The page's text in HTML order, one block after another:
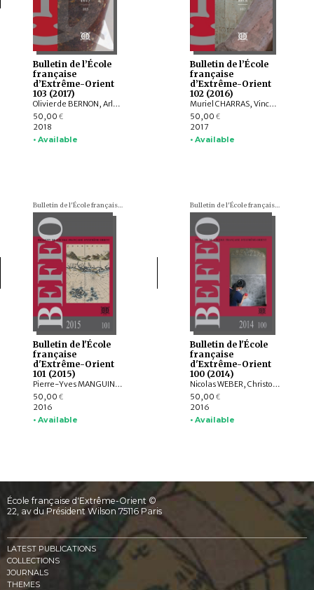
Bulletin de l’École
française
d’Extrême-Orient
103 (2017)
Olivier de BERNON, Arlo GRIFFITHS, Andrew OLLET, Bob HUDSON, Marc MIYAKE, Julian K. WHEATLEY, Jiří JÁKL, Tom HOOGERVORST, Jennifer L. GAYNOR, Nathan W. HILL, ZHAO Bing, Louise Allison CORT, Armand DESBAT, Béatrice WISNIEWSKI, WONG Sharon Wai-Yee, QIN Dashu, CHANG Jung Jung, YU Shan, HE Mengying, Alastair GORNALL, Hermann KULKE
50,00 €
2018
• Available
Bulletin de l’École
française
d’Extrême-Orient
102 (2016)
Muriel CHARRAS, Vincent TOURNIER, Roderich PTAK, Arlo GRIFFITHS, Jiří JÁKL, Hugo DAVID, Annabel Teh GALLOP, Amandine LEPOUTRE, Chiara BOCCI, Stefan BAUMS, Ingo STRAUCH, Kei KATAOKA, Mattia SALVINI, Péter-Dániel SZÁNTÓ, Andrea ACRI
50,00 €
2017
• Available
Bulletin de l'École française d'Extrême-Orient (BEFEO)
Bulletin de l'École
française
d'Extrême-Orient
101 (2015)
Pierre-Yves MANGUIN, Claudine SALMON , Paola CALANCA, Martin POLKINGHORNE, Amandine LEPOUTRE, Gregory SCHOPEN, Christine LORRE, Janet G. DOUGLAS, Federico CARO, GOH GEOK YIAN , Judith CAMERON, AGUSTIJANTO INDRAJAYA, Angela SCHOTTENHAMMER, CHENG Weichung, BASKORO D. TJAHJONO, Véronique DEGROOT
50,00 €
2016
• Available
Bulletin de l'École française d'Extrême-Orient (BEFEO)
Bulletin de l'École
française
d'Extrême-Orient
100 (2014)
Nicolas WEBER, Christophe POTTIER, Michela BUSSOTTI, Dominic GOODALL, Michel LORRILLARD, Dominique SOUTIF, Julia ESTEVE, Brice VINCENT, Gerdi GERSCHHEIMER, Martin POLKINGHORNE, Hélène NJOTO, Jean-Baptiste CHEVANCE, Michel ANTELME, Nicolas THOMAS, David BOURGARIT, Grégory KOURILSKY, IYANAGA Nobumi
50,00 €
2016
• Available
École française d'Extrême-Orient ©
22, av du Président Wilson 75116 Paris
LATEST PUBLICATIONS
COLLECTIONS
JOURNALS
THEMES